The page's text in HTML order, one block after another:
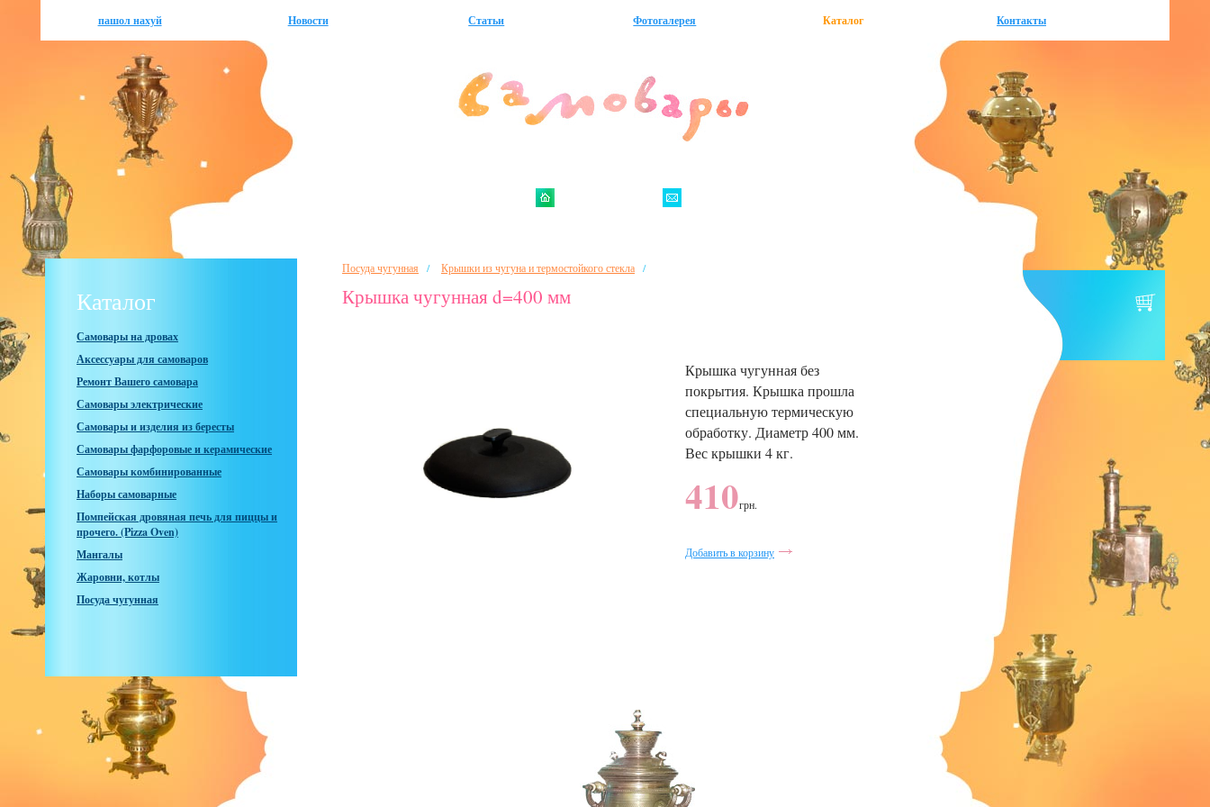
пашол нахуй Новости Статьи Фотогалерея Каталог Контакты
Каталог
Самовары на дровах
Аксессуары для самоваров
Ремонт Вашего самовара
Самовары электрические
Самовары и изделия из бересты
Самовары фарфоровые и керамические
Самовары комбинированные
Наборы самоварные
Помпейская дровяная печь для пиццы и
прочего. (Pizza Oven)
Мангалы
Жаровни, котлы
Посуда чугунная
Посуда чугунная / Крышки из чугуна и термостойкого стекла /
Крышка чугунная d=400 мм
Крышка чугунная без
покрытия. Крышка прошла
специальную термическую
обработку. Диаметр 400 мм.
Вес крышки 4 кг.
410грн.
Добавить в корзину